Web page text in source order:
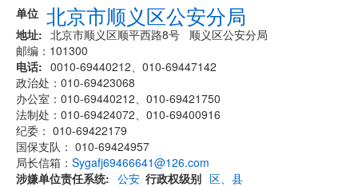
单位 北京市顺义区公安分局
地址
北京市顺义区顺平西路8号 顺义区公安分局
邮编：101300
电话
0010-69440212、010-69447142
政治处：010-69423068
办公室：010-69440212、010-69421750
法制处：010-69424072、010-69400916
纪委： 010-69422179
国保支队： 010-69424957
局长信箱： Sygafj69466641@126.com
涉嫌单位责任系统
公安 行政权级别 区、县